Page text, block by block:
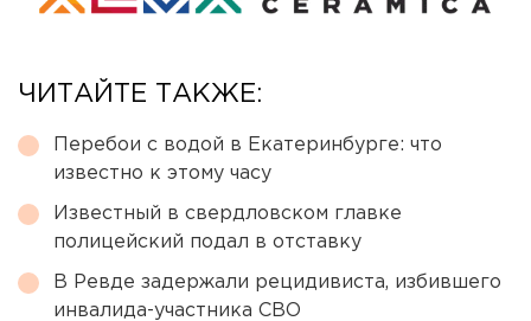
ЧИТАЙТЕ ТАКЖЕ:
Перебои с водой в Екатеринбурге: что
известно к этому часу
Известный в свердловском главке
полицейский подал в отставку
В Ревде задержали рецидивиста, избившего
инвалида-участника СВО